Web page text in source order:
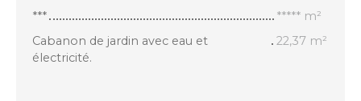
***
***** m²
Cabanon de jardin avec eau et
électricité.
22,37 m²